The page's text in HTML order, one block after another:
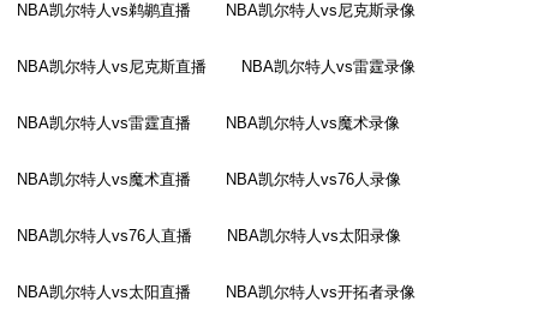
NBA凯尔特人vs鹈鹕直播 NBA凯尔特人vs尼克斯录像
NBA凯尔特人vs尼克斯直播 NBA凯尔特人vs雷霆录像
NBA凯尔特人vs雷霆直播 NBA凯尔特人vs魔术录像
NBA凯尔特人vs魔术直播 NBA凯尔特人vs76人录像
NBA凯尔特人vs76人直播 NBA凯尔特人vs太阳录像
NBA凯尔特人vs太阳直播 NBA凯尔特人vs开拓者录像